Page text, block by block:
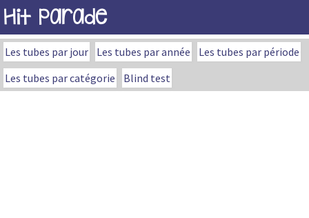
Hit Parade
Les tubes par jour Les tubes par année
Les tubes par période
Les tubes par catégorie
Blind test